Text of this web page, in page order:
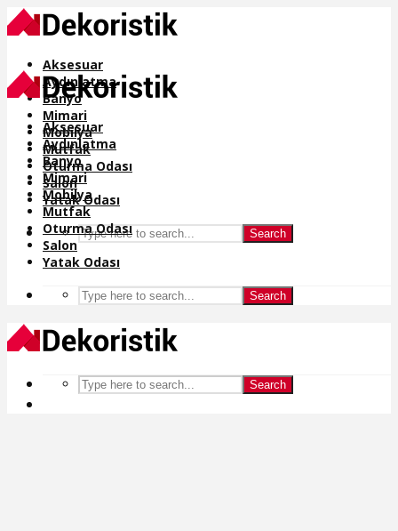
Aksesuar
Aydınlatma
Banyo
Mimari
Mobilya
Mutfak
Oturma Odası
Salon
Yatak Odası
Search
Aksesuar
Aydınlatma
Banyo
Mimari
Mobilya
Mutfak
Oturma Odası
Salon
Yatak Odası
Search
Search